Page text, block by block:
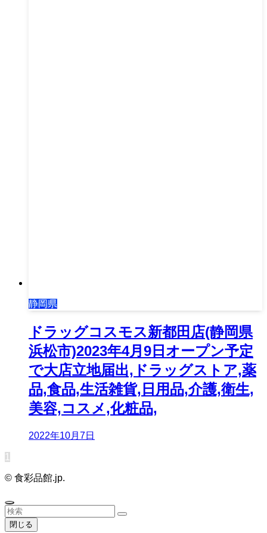
静岡県
ドラッグコスモス新都田店(静岡県
浜松市)2023年4月9日オープン予定
で大店立地届出,ドラッグストア,薬
品,食品,生活雑貨,日用品,介護,衛生,
美容,コスメ,化粧品,
2022年10月7日
1
© 食彩品館.jp.
閉じる